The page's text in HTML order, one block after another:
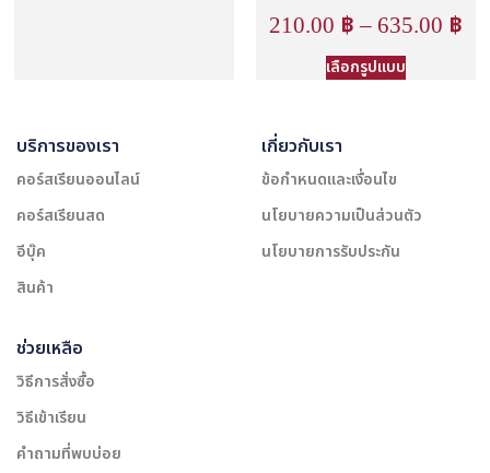
210.00 ฿–635.00 ฿
เลือกรูปแบบ
บริการของเรา
คอร์สเรียนออนไลน์
คอร์สเรียนสด
อีบุ๊ค
สินค้า
เกี่ยวกับเรา
ข้อกำหนดและเงื่อนไข
นโยบายความเป็นส่วนตัว
นโยบายการรับประกัน
ช่วยเหลือ
วิธีการสั่งซื้อ
วิธีเข้าเรียน
คำถามที่พบบ่อย